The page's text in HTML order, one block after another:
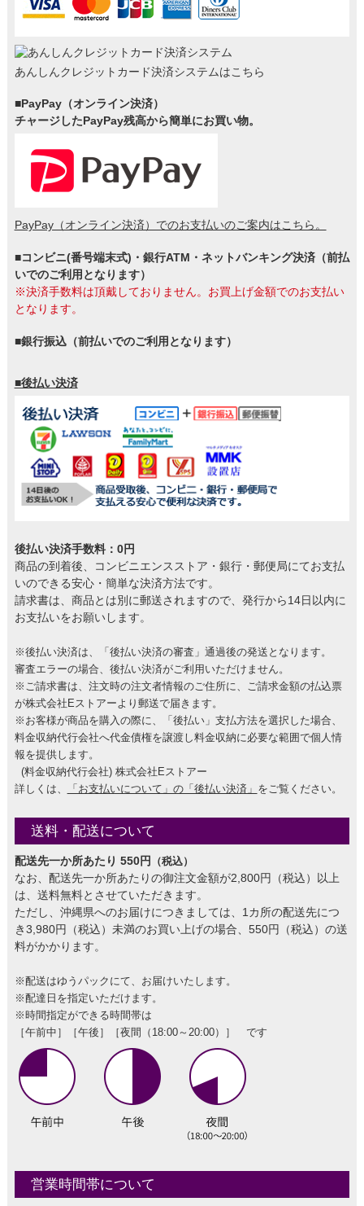
あんしんクレジットカード決済システムはこちら
■PayPay（オンライン決済）
チャージしたPayPay残高から簡単にお買い物。
PayPay（オンライン決済）でのお支払いのご案内はこちら。
■コンビニ(番号端末式)・銀行ATM・ネットバンキング決済（前払
いでのご利用となります）
※決済手数料は頂戴しておりません。お買上げ金額でのお支払い
となります。
■銀行振込（前払いでのご利用となります）
■後払い決済
後払い決済手数料：0円
商品の到着後、コンビニエンスストア・銀行・郵便局にてお支払
いのできる安心・簡単な決済方法です。
請求書は、商品とは別に郵送されますので、発行から14日以内に
お支払いをお願いします。
※後払い決済は、「後払い決済の審査」通過後の発送となります。
審査エラーの場合、後払い決済がご利用いただけません。
※ご請求書は、注文時の注文者情報のご住所に、ご請求金額の払込票
が株式会社Eストアーより郵送で届きます。
※お客様が商品を購入の際に、「後払い」支払方法を選択した場合、
料金収納代行会社へ代金債権を譲渡し料金収納に必要な範囲で個人情
報を提供します。
(料金収納代行会社) 株式会社Eストアー
詳しくは、
「お支払いについて」の「後払い決済」 をご覧ください。
送料・配送について
配送先一か所あたり 550円 （税込）
なお、配送先一か所あたりの御注文金額が2,800円（税込）以上
は、送料無料とさせていただきます。
ただし、沖縄県へのお届けにつきましては、1カ所の配送先につ
き3,980円（税込）未満のお買い上げの場合、550円（税込）の送
料がかかります。
※配送はゆうパックにて、お届けいたします。
※配達日を指定いただけます。
※時間指定ができる時間帯は
［午前中］［午後］［夜間（18:00～20:00）］ です
営業時間帯について